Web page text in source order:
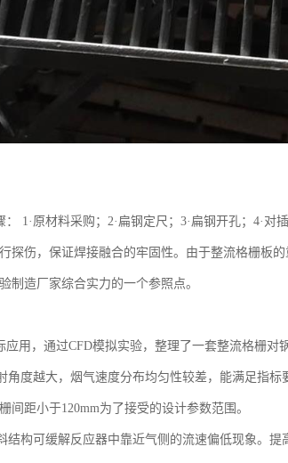
1·原材料采购；2·扁钢定尺；3·扁钢开孔；4·对
探伤，保证焊接融合的牢固性。由于整流格栅板
制造厂家综合实力的一个参照点。
用，通过CFD模拟实验，整理了一套整流格栅对
角度越大，烟气速度分布均匀性较差，能满足指
距小于120mm为了接受的设计参数范围。
结构可缓解反应器中靠近气侧的流速偏低现象。